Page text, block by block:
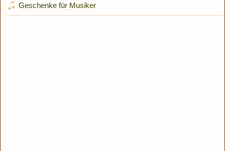
Geschenke für Musiker